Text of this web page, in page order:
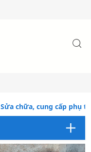
Sửa chữa, cung cấp phụ